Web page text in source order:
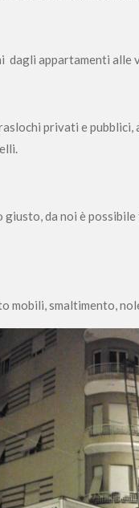
appartamenti alle
privati e
da noi è
mobili, smaltimento,